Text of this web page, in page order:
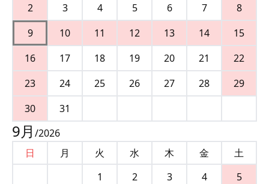
2
3 4 5 6 7
8
9
10 11 12 13 14
15
16
17 18 19 20 21
22
23
24 25 26 27 28
29
30
31
9月 /2026
日
月 火 水 木 金
土
1
2 3 4
5